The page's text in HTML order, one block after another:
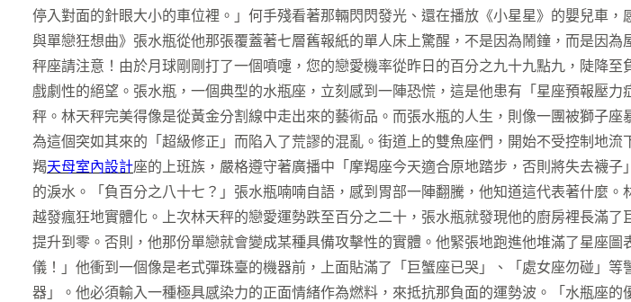
停入對面的針眼大小的車位裡。」何手殘看著那輛閃閃發光、還在播放《小星星》的嬰兒車
與單戀狂想曲》張水瓶從他那張覆蓋著七層舊報紙的單人床上驚醒，不是因為鬧鐘，而是因
秤座請注意！由於月球剛剛打了一個噴嚏，您的戀愛機率從昨日的百分之九十九點九，陡降
戲劇性的絕望。張水瓶，一個典型的水瓶座，立刻感到一陣恐慌，這是他患有「星座預報壓
秤。林天秤完美得像是從黃金分割線中走出來的藝術品。而張水瓶的人生，則像一團被獅子
為這個突如其來的「超級修正」而陷入了荒謬的混亂。街道上的雙魚座們，開始不受控制地
羯天母室內設計座的上班族，嚴格遵守著廣播中「摩羯座今天適合原地踏步，否則將失去襪
的淚水。「負百分之八十七？」張水瓶喃喃自語，感到胃部一陣翻騰，他知道這代表著什麼
越發瘋狂地實體化。上次林天秤的戀愛運勢跌至百分之二十，張水瓶就發現他的廚房裡長滿
提升到零。否則，他那份單戀就會變成某種具備攻擊性的實體。他緊張地跑進他堆滿了星座圖
儀！」他衝到一個像是老式彈珠臺的機器前，上面貼滿了「巨蟹座已哭」、「處女座勿碰」
器」。他必須輸入一種極具感染力的正面情緒作為燃料，來抵抗那負面的運勢波。「水瓶座